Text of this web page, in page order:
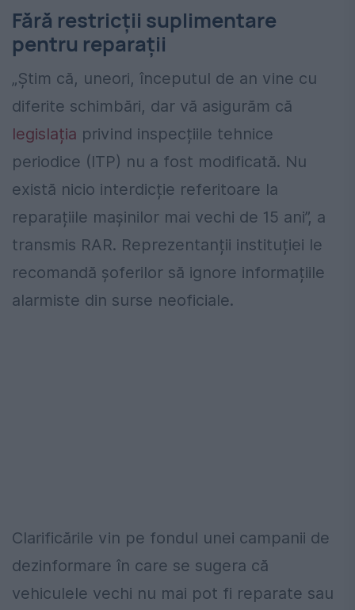
Fără restricții suplimentare
pentru reparații
„Știm că, uneori, începutul de an vine cu
diferite schimbări, dar vă asigurăm că
legislația privind inspecțiile tehnice
periodice (ITP) nu a fost modificată. Nu
există nicio interdicție referitoare la
reparațiile mașinilor mai vechi de 15 ani”, a
transmis RAR. Reprezentanții instituției le
recomandă șoferilor să ignore informațiile
alarmiste din surse neoficiale.
Clarificările vin pe fondul unei campanii de
dezinformare în care se sugera că
vehiculele vechi nu mai pot fi reparate sau